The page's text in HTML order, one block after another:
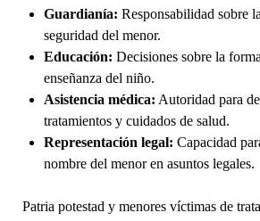
Guardianía: Responsabilidad sobre
seguridad del menor.
Educación: Decisiones sobre la
enseñanza del niño.
Asistencia médica: Autoridad para
tratamientos y cuidados de salud.
Representación legal: Capacidad
nombre del menor en asuntos legales.
Patria potestad y menores víctimas de trata